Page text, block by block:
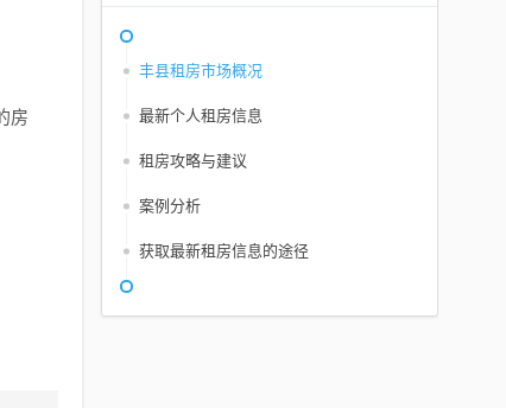
房
丰县租房市场概况
最新个人租房信息
租房攻略与建议
案例分析
获取最新租房信息的途径